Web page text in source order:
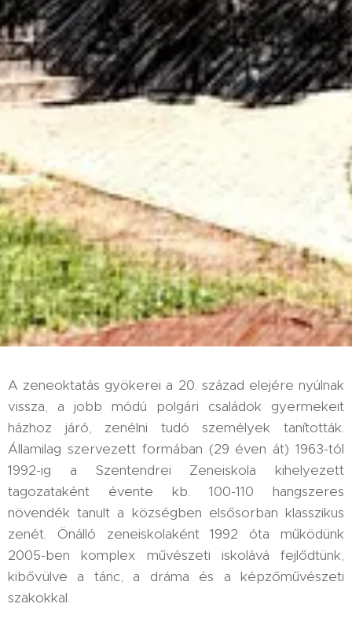
A zeneoktatás gyökerei a 20. század elejére nyúlnak
vissza, a jobb módú polgári családok gyermekeit
házhoz járó, zenélni tudó személyek tanították.
Államilag szervezett formában (29 éven át) 1963-tól
1992-ig a Szentendrei Zeneiskola kihelyezett
tagozataként évente kb. 100-110 hangszeres
növendék tanult a községben elsősorban klasszikus
zenét. Önálló zeneiskolaként 1992 óta működünk
2005-ben komplex művészeti iskolává fejlődtünk,
kibővülve a tánc, a dráma és a képzőművészeti
szakokkal.